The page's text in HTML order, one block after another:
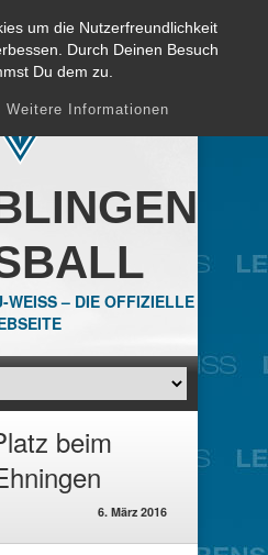
um die Nutzerfreundlichkeit
Durch Deinen Besuch
Du dem zu.
Weitere Informationen
– DIE OFFIZIELLE
beim
6. März 2016